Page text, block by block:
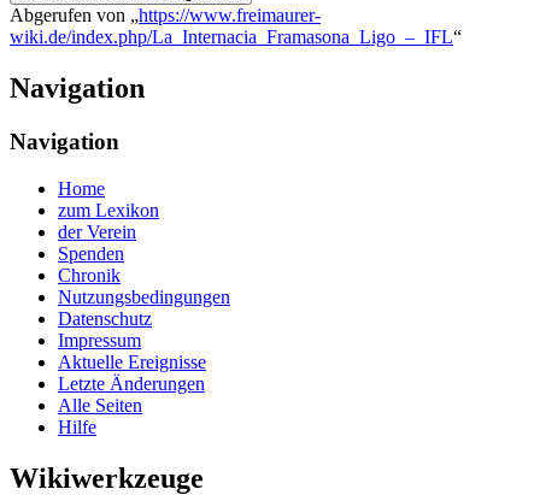
Abgerufen von „https://www.freimaurer-
wiki.de/index.php/La_Internacia_Framasona_Ligo_–_IFL“
Navigation
Navigation
Home
zum Lexikon
der Verein
Spenden
Chronik
Nutzungsbedingungen
Datenschutz
Impressum
Aktuelle Ereignisse
Letzte Änderungen
Alle Seiten
Hilfe
Wikiwerkzeuge